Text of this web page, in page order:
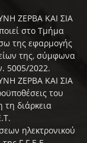
ΖΕΡΒΑ ΚΑΙ ΣΙΑ
στο Τμήμα
της εφαρμογής
της, σύμφωνα
5005/2022.
ΖΕΡΒΑ ΚΑΙ ΣΙΑ
του
τη διάρκεια
ηλεκτρονικού